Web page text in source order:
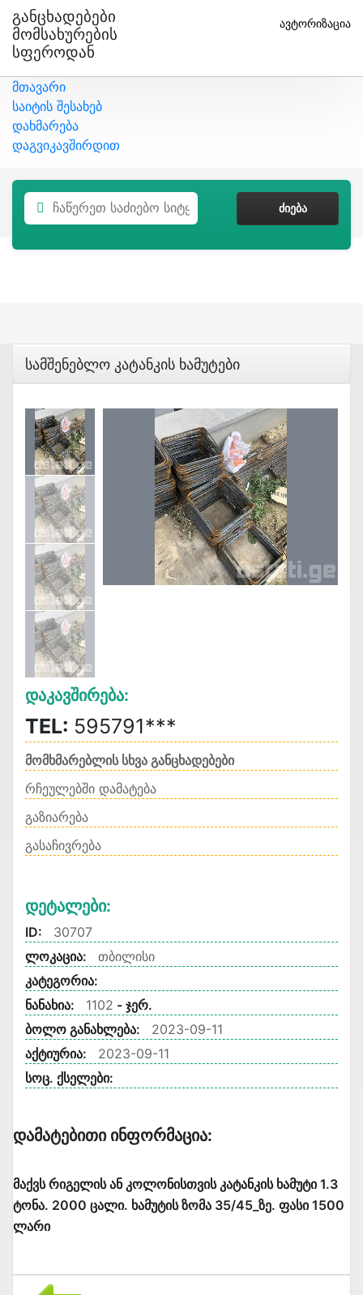
Განცხადებები
Მომსახურების
Სფეროდან
ავტორიზაცია
მთავარი
საიტის შესახებ
დახმარება
დაგვიკავშირდით
ᲫᲘᲔᲑᲐ
Სამშენებლო Კატანკის Ხამუტები
Დაკავშირება:
TEL: 595791***
მომხმარებლის სხვა განცხადებები
რჩეულებში დამატება
გაზიარება
გასაჩივრება
Დეტალები:
ID:
30707
ლოკაცია:
თბილისი
კატეგორია:
ნანახია:
1102 - ჯერ.
ბოლო განახლება:
2023-09-11
აქტიურია:
2023-09-11
სოც. ქსელები:
Დამატებითი Ინფორმაცია:
მაქვს რიგელის ან კოლონისთვის კატანკის ხამუტი 1.3
ტონა. 2000 ცალი. ხამუტის ზომა 35/45_ზე. ფასი 1500
ლარი